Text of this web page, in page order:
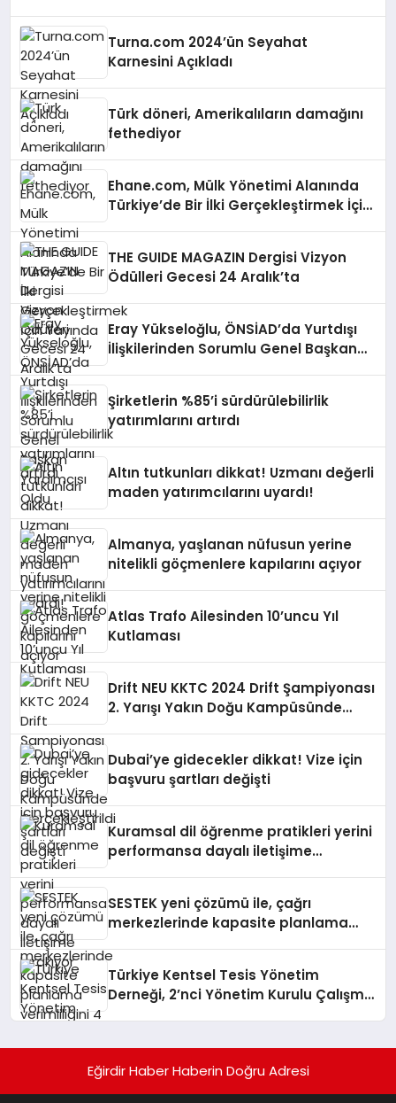
Turna.com 2024’ün Seyahat
Karnesini Açıkladı
Türk döneri, Amerikalıların damağını
fethediyor
Ehane.com, Mülk Yönetimi Alanında
Türkiye’de Bir İlki Gerçekleştirmek İçin
THE GUIDE MAGAZIN Dergisi Vizyon
Ödülleri Gecesi 24 Aralık’ta
Eray Yükseloğlu, ÖNSİAD’da Yurtdışı
İlişkilerinden Sorumlu Genel Başkan
Şirketlerin %85’i sürdürülebilirlik
yatırımlarını artırdı
Altın tutkunları dikkat! Uzmanı değerli
maden yatırımcılarını uyardı!
Almanya, yaşlanan nüfusun yerine
nitelikli göçmenlere kapılarını açıyor
Atlas Trafo Ailesinden 10’uncu Yıl
Kutlaması
Drift NEU KKTC 2024 Drift Şampiyonası
2. Yarışı Yakın Doğu Kampüsünde
Dubai’ye gidecekler dikkat! Vize için
başvuru şartları değişti
Kuramsal dil öğrenme pratikleri yerini
performansa dayalı iletişime
SESTEK yeni çözümü ile, çağrı
merkezlerinde kapasite planlama
Türkiye Kentsel Tesis Yönetim
Derneği, 2’nci Yönetim Kurulu Çalışma
Eğirdir Haber Haberin Doğru Adresi